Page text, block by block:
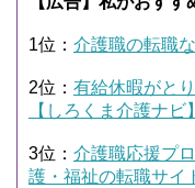
1位： 介護職の転職
2位： 有給休暇がと
【しろくま介護ナビ】
3位： 介護職応援プ
護・福祉の転職サイ